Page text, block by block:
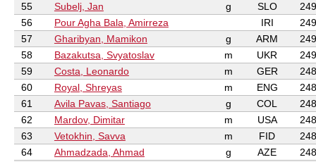
55
Subelj, Jan g SLO
56
Pour Agha Bala, Amirreza IRI
57
Gharibyan, Mamikon g ARM
58
Bazakutsa, Svyatoslav m UKR
59
Costa, Leonardo m GER
60
Royal, Shreyas m ENG
61
Avila Pavas, Santiago g COL
62
Mardov, Dimitar m USA
63
Vetokhin, Savva m FID
64
Ahmadzada, Ahmad g AZE